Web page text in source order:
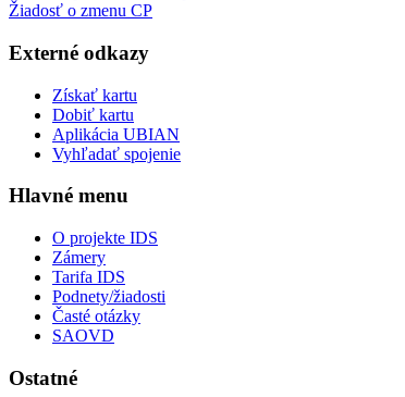
Žiadosť o zmenu CP
Externé odkazy
Získať kartu
Dobiť kartu
Aplikácia UBIAN
Vyhľadať spojenie
Hlavné menu
O projekte IDS
Zámery
Tarifa IDS
Podnety/žiadosti
Časté otázky
SAOVD
Ostatné